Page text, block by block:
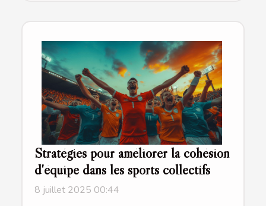
Stratégies pour améliorer la cohésion
d'équipe dans les sports collectifs
8 juillet 2025 00:44